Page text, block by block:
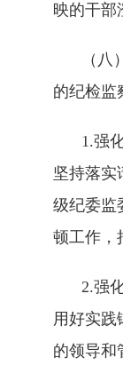
映的干部
（
的纪检监
1.强
坚持落实
级纪委监
顿工作，
2.强
用好实践
的领导和